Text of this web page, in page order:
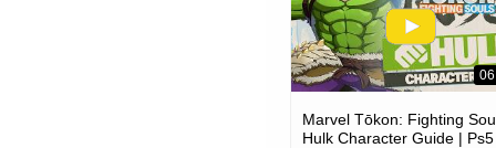
Marvel Tōkon: Fighting
Hulk Character Guide |